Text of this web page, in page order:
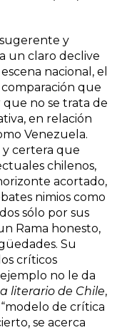
y
un claro declive
nacional, el
que
no se trata de
en relación
Venezuela.
y certera que
chilenos,
acortado,
nimios como
sólo por sus
Rama honesto,
Su
críticos
no le da
literario de Chile,
de crítica
se acerca